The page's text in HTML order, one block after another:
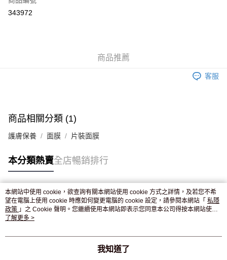
Apple Pay
付款後門市自取，訂單確認後2-4個工作天到店，7天內取。逾期後
343972
商品推薦
客服
商品相關分類 (1)
護膚保養 面膜 片裝面膜
本分類熱賣全店暢銷排行
熱門標籤
熱銷排行
本網站中使用 cookie，欲查詢有關本網站使用 cookie 方式之詳情，及若您不希
望在電腦上使用 cookie 時應如何變更電腦的 cookie 設定，請參閱本網站「 私隱
政策 」之 Cookie 聲明。您繼續使用本網站即表示您同意本公司得按本網站使用
條款之 Cookie 聲明使用 cookie。
了解更多 >
我知道了